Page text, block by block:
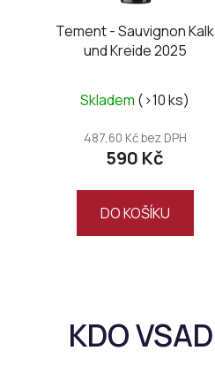
Tement - Sauvignon Kalk
und Kreide 2025
Skladem (>10 ks)
487,60 Kč bez DPH
590 Kč
DO KOŠÍKU